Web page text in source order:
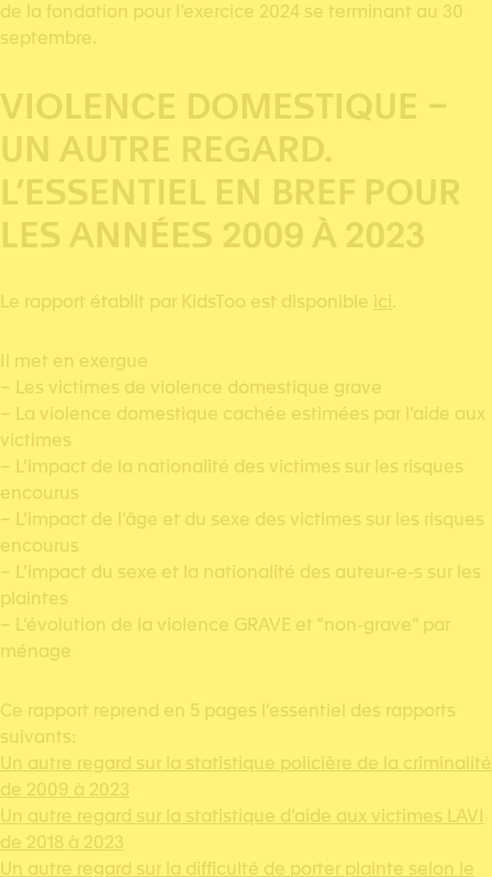
de la fondation pour l’exercice 2024 se terminant au 30
septembre.
VIOLENCE DOMESTIQUE –
UN AUTRE REGARD.
L’ESSENTIEL EN BREF POUR
LES ANNÉES 2009 À 2023
Le rapport établit par KidsToo est disponible ici.
Il met en exergue
– Les victimes de violence domestique grave
– La violence domestique cachée estimées par l’aide aux
victimes
– L’impact de la nationalité des victimes sur les risques
encourus
– L’impact de l’âge et du sexe des victimes sur les risques
encourus
– L’impact du sexe et la nationalité des auteur-e-s sur les
plaintes
– L’évolution de la violence GRAVE et “non-grave” par
ménage
Ce rapport reprend en 5 pages l’essentiel des rapports
suivants:
Un autre regard sur la statistique policière de la criminalité
de 2009 à 2023
Un autre regard sur la statistique d’aide aux victimes LAVI
de 2018 à 2023
Un autre regard sur la difficulté de porter plainte selon le